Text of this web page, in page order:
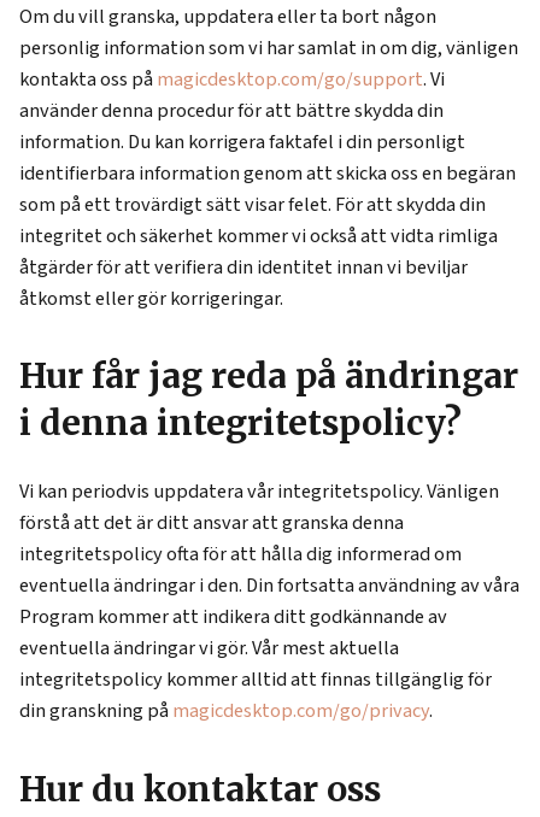
Om du vill granska, uppdatera eller ta bort någon
personlig information som vi har samlat in om dig, vänligen
kontakta oss på magicdesktop.com/go/support. Vi
använder denna procedur för att bättre skydda din
information. Du kan korrigera faktafel i din personligt
identifierbara information genom att skicka oss en begäran
som på ett trovärdigt sätt visar felet. För att skydda din
integritet och säkerhet kommer vi också att vidta rimliga
åtgärder för att verifiera din identitet innan vi beviljar
åtkomst eller gör korrigeringar.
Hur får jag reda på ändringar
i denna integritetspolicy?
Vi kan periodvis uppdatera vår integritetspolicy. Vänligen
förstå att det är ditt ansvar att granska denna
integritetspolicy ofta för att hålla dig informerad om
eventuella ändringar i den. Din fortsatta användning av våra
Program kommer att indikera ditt godkännande av
eventuella ändringar vi gör. Vår mest aktuella
integritetspolicy kommer alltid att finnas tillgänglig för
din granskning på magicdesktop.com/go/privacy.
Hur du kontaktar oss